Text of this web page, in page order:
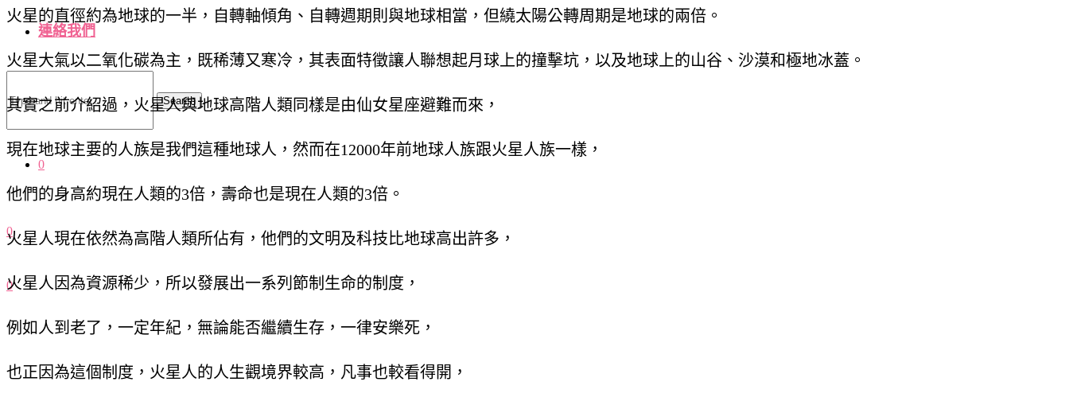
連絡我們
Search
0
0
0
火星的直徑約為地球的一半，自轉軸傾角、自轉週期則與地球相當，但繞太陽公轉周期是地球的兩倍。
火星大氣以二氧化碳為主，既稀薄又寒冷，其表面特徵讓人聯想起月球上的撞擊坑，以及地球上的山谷、沙漠和極地冰蓋。
其實之前介紹過，火星人與地球高階人類同樣是由仙女星座避難而來，
現在地球主要的人族是我們這種地球人，然而在12000年前地球人族跟火星人族一樣，
他們的身高約現在人類的3倍，壽命也是現在人類的3倍。
火星人現在依然為高階人類所佔有，他們的文明及科技比地球高出許多，
火星人因為資源稀少，所以發展出一系列節制生命的制度，
例如人到老了，一定年紀，無論能否繼續生存，一律安樂死，
也正因為這個制度，火星人的人生觀境界較高，凡事也較看得開，